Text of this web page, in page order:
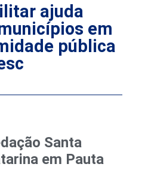
ajuda
em
pública
Santa
em Pauta